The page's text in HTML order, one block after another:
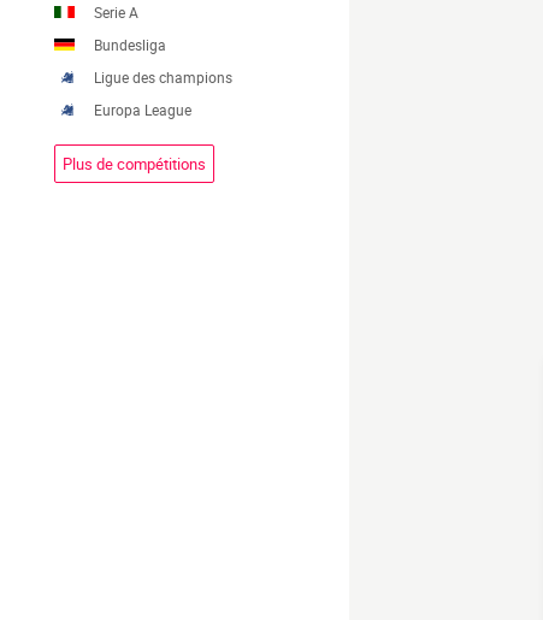
Serie A
Bundesliga
Ligue des champions
Europa League
Plus de compétitions